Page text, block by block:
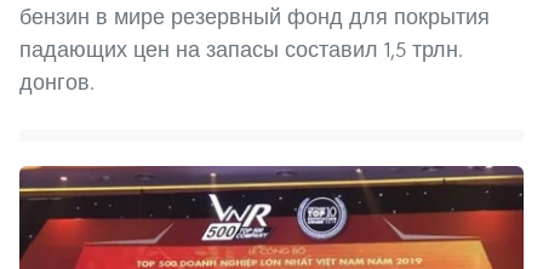
бензин в мире резервный фонд для покрытия
падающих цен на запасы составил 1,5 трлн.
донгов.